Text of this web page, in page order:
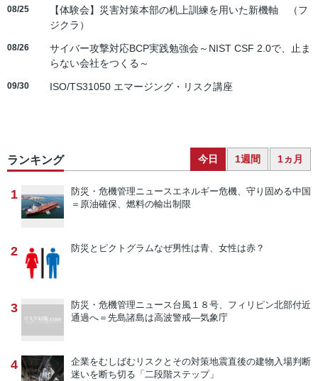
08/25
【体験会】災害対策本部の机上訓練を用いた新機軸 （フ
ジクラ）
08/26
サイバー攻撃対応BCP実践勉強会～NIST CSF 2.0で、止ま
らない会社をつくる～
09/30 ISO/TS31050 エマージング・リスク講座
ランキング 今日 1週間 1ヵ月
1 防災・危機管理ニュースエネルギー危機、守り固める中国
＝原油確保、燃料の輸出制限
2 防災とピクトグラムなぜ男性は青、女性は赤？
3 防災・危機管理ニュース台風１８号、フィリピン北部付近
通過へ＝先島諸島は高波警戒―気象庁
4 企業をむしばむリスクとその対策地震直後の建物入場判断
迷いを断ち切る「二段階ステップ」